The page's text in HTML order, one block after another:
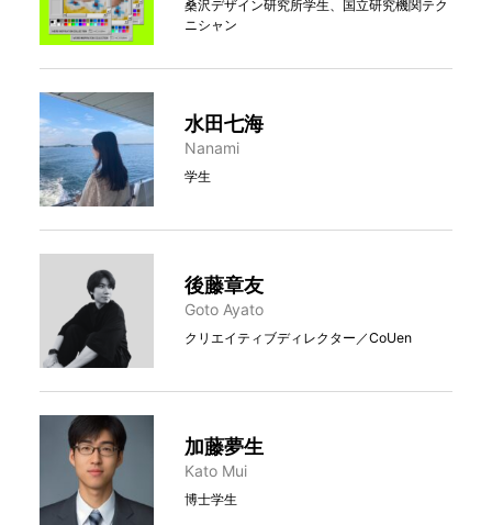
桑沢デザイン研究所学生、国立研究機関テク
ニシャン
水田七海
Nanami
学生
後藤章友
Goto Ayato
クリエイティブディレクター／CoUen
加藤夢生
Kato Mui
博士学生